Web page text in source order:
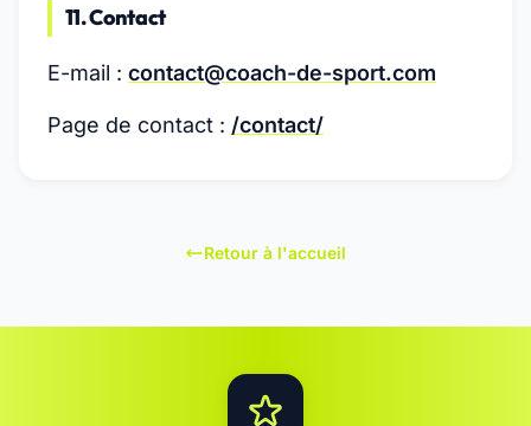
11. Contact
E-mail : contact@coach-de-sport.com
Page de contact : /contact/
Retour à l'accueil